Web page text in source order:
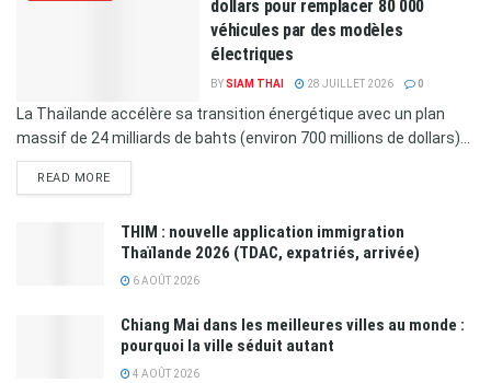
dollars pour remplacer 80 000
véhicules par des modèles
électriques
BYSIAM THAI 28 JUILLET 2026 0
La Thaïlande accélère sa transition énergétique avec un plan
massif de 24 milliards de bahts (environ 700 millions de dollars)...
READ MORE
THIM : nouvelle application immigration
Thaïlande 2026 (TDAC, expatriés, arrivée)
6 AOÛT 2026
Chiang Mai dans les meilleures villes au monde :
pourquoi la ville séduit autant
4 AOÛT 2026